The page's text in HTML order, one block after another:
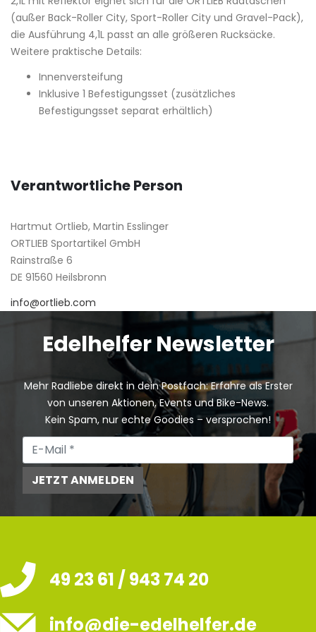
(außer Back-Roller City, Sport-Roller City und Gravel-Pack),
die Ausführung 4,1L passt an alle größeren Rucksäcke.
Weitere praktische Details:
Innenversteifung
Inklusive 1 Befestigungsset (zusätzliches
Befestigungsset separat erhältlich)
Verantwortliche Person
Hartmut Ortlieb, Martin Esslinger
ORTLIEB Sportartikel GmbH
Rainstraße 6
DE 91560 Heilsbronn
info@ortlieb.com
Edelhelfer Newsletter
Mehr Radliebe direkt in dein Postfach: Erfahre als Erster
von unseren Aktionen, Events und Bike-News.
Kein Spam, nur echte Goodies – versprochen!
JETZT ANMELDEN
49 23 61 / 943 74 20
info@die-edelhelfer.de